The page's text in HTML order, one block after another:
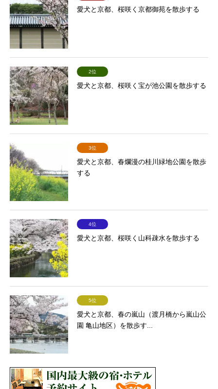
愛犬と京都、桜咲く京都御苑を散歩する
2位
愛犬と京都、桜咲く宝が池公園を散歩する
3位
愛犬と京都、春爛漫の桂川緑地公園を散歩
する
4位
愛犬と京都、桜咲く山科疎水を散歩する
5位
愛犬と京都、春の嵐山（渡月橋から嵐山公
園 亀山地区）を散歩す...